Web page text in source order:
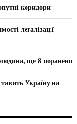
коридори
легалізації
ще 8 поранено
Україну на